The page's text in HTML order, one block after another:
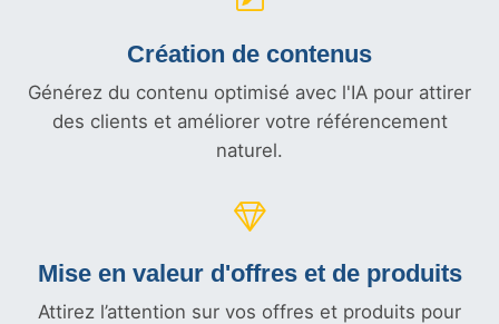
Création de contenus
Générez du contenu optimisé avec l'IA pour attirer
des clients et améliorer votre référencement
naturel.
Mise en valeur d'offres et de produits
Attirez l’attention sur vos offres et produits pour